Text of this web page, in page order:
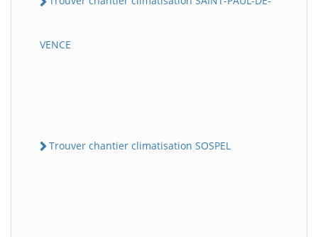
VENCE
Trouver chantier climatisation SOSPEL